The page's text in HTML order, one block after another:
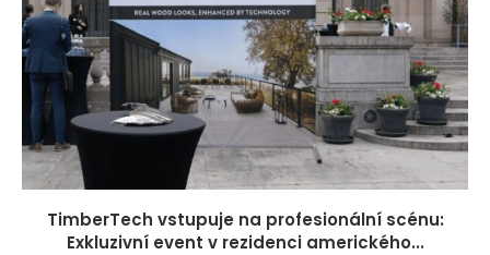
TimberTech vstupuje na profesionální scénu:
Exkluzivní event v rezidenci amerického...